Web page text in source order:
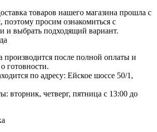
товаров нашего магазина прошла с
поэтому просим ознакомиться с
и выбрать подходящий вариант.
производится после полной оплаты и
готовности.
по адресу: Ейское шоссе 50/1,
вторник, четверг, пятница с 13:00 до